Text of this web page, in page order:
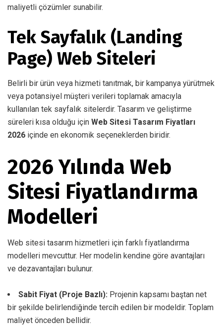
maliyetli çözümler sunabilir.
Tek Sayfalık (Landing
Page) Web Siteleri
Belirli bir ürün veya hizmeti tanıtmak, bir kampanya yürütmek
veya potansiyel müşteri verileri toplamak amacıyla
kullanılan tek sayfalık sitelerdir. Tasarım ve geliştirme
süreleri kısa olduğu için Web Sitesi Tasarım Fiyatları
2026 içinde en ekonomik seçeneklerden biridir.
2026 Yılında Web
Sitesi Fiyatlandırma
Modelleri
Web sitesi tasarım hizmetleri için farklı fiyatlandırma
modelleri mevcuttur. Her modelin kendine göre avantajları
ve dezavantajları bulunur.
Sabit Fiyat (Proje Bazlı): Projenin kapsamı baştan net
bir şekilde belirlendiğinde tercih edilen bir modeldir. Toplam
maliyet önceden bellidir.